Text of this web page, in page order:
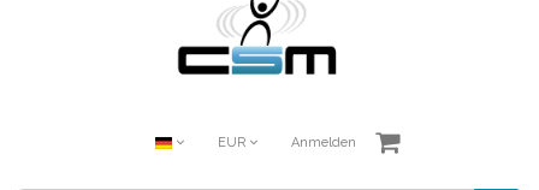
EUR Anmelden